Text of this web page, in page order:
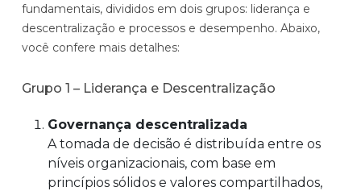
fundamentais, divididos em dois grupos: liderança e
descentralização e processos e desempenho. Abaixo,
você confere mais detalhes:
Grupo 1 – Liderança e Descentralização
Governança descentralizada
A tomada de decisão é distribuída entre os
níveis organizacionais, com base em
princípios sólidos e valores compartilhados,